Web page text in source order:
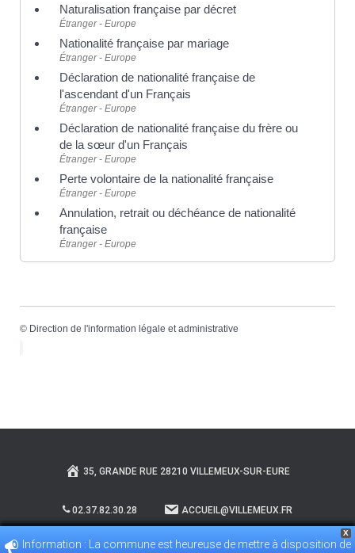
Naturalisation française par décret
Étranger - Europe
Nationalité française par mariage
Étranger - Europe
Déclaration de nationalité française de
l'ascendant d'un Français
Étranger - Europe
Déclaration de nationalité française du frère ou
de la sœur d'un Français
Étranger - Europe
Perte volontaire de la nationalité française
Étranger - Europe
Annulation, retrait ou déchéance de nationalité
française
Étranger - Europe
© Direction de l'information légale et administrative
35, GRANDE RUE 28210 VILLEMEUX-SUR-EURE
02.37.82.30.28 ACCUEIL@VILLEMEUX.FR
POLITIQUE DE CONFIDENTIALITÉ
X
Information : La commune est heureuse de mettre à disposition de